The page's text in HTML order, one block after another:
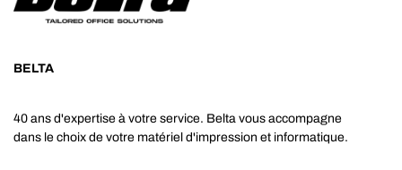
BELTA
40 ans d'expertise à votre service. Belta vous accompagne
dans le choix de votre matériel d'impression et informatique.